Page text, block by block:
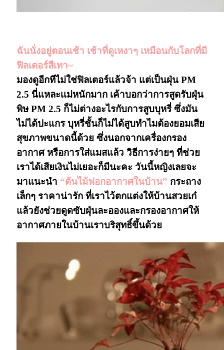
ฉันนั่งอยู่ตอนเช้า เช้าที่ดูเหงาๆ เหมือนกับโลกที่มี
ฟิลเตอร์สีเทา~
มองดูอีกทีไม่ใช่ฟิลเตอร์แล้วจ้า แต่เป็นฝุ่น PM
2.5 นี่แหละเเม่หนักมาก เค้าบอกว่าการสูดรับฝุ่น
พิษ PM 2.5 ก็ไม่ต่างอะไรกับการสูบบุหรี่ ซึ่งมัน
ไม่ได้ปะแกร บุหรี่ชั้นก็ไม่ได้สูบทำไมต้องยอมเสีย
สุขภาพขนาดนี้ด้วย ซึ่งนอกจากเครื่องกรอง
อากาศ หรือการใส่แมสแล้ว วิธีการง่ายๆ ที่ช่วย
เราได้เสียเงินไม่เยอะก็มีนะคะ วันนี้หญิงเลยจะ
มาแนะนำ “ต้นไม้ฟอกอากาศในบ้าน” กระถาง
เล็กๆ ราคาน่ารัก ที่เราไว้ตกแต่งให้บ้านสวยเก๋
แล้วยังช่วยดูดซับฝุ่นละอองและกรองอากาศให้
อากาศภายในบ้านเราบริสุทธิ์ขึ้นด้วย